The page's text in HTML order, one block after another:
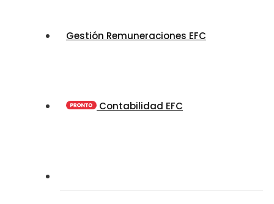
Gestión Remuneraciones EFC
Contabilidad EFC